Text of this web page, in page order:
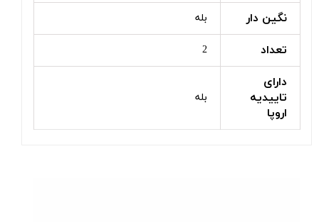
نگین دار بله
تعداد 2
دارای
تاییدیه
اروپا
بله